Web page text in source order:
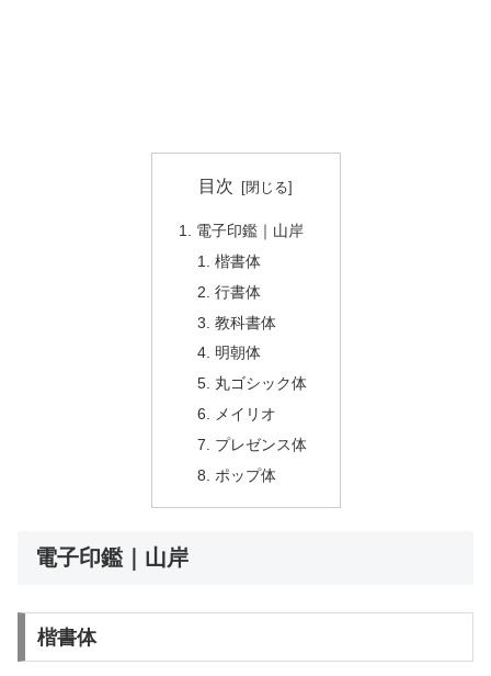
目次
電子印鑑｜山岸
楷書体
行書体
教科書体
明朝体
丸ゴシック体
メイリオ
プレゼンス体
ポップ体
電子印鑑｜山岸
楷書体